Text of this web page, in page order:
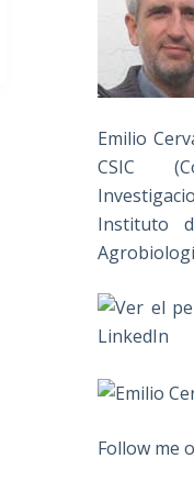
Emilio
CSIC
Instituto
Follow me